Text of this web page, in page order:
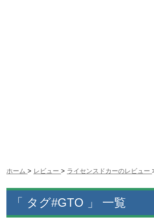
ホーム > レビュー > ライセンスドカーのレビュー
「 タグ#GTO 」 一覧